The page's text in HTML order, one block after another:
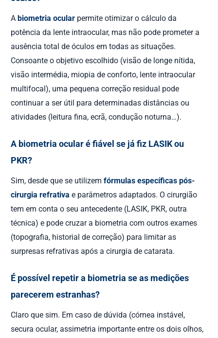
A biometria ocular permite otimizar o cálculo da
potência da lente intraocular, mas não pode prometer a
ausência total de óculos em todas as situações.
Consoante o objetivo escolhido (visão de longe nítida,
visão intermédia, miopia de conforto, lente intraocular
multifocal), uma pequena correção residual pode
continuar a ser útil para determinadas distâncias ou
atividades (leitura fina, ecrã, condução noturna…).
A biometria ocular é fiável se já fiz LASIK ou
PKR?
Sim, desde que se utilizemfórmulas específicas pós-
cirurgia refrativa e parâmetros adaptados. O cirurgião
tem em conta o seu antecedente (LASIK, PKR, outra
técnica) e pode cruzar a biometria com outros exames
(topografia, historial de correção) para limitar as
surpresas refrativas após a cirurgia de catarata.
É possível repetir a biometria se as medições
parecerem estranhas?
Claro que sim. Em caso de dúvida (córnea instável,
secura ocular, assimetria importante entre os dois olhos,